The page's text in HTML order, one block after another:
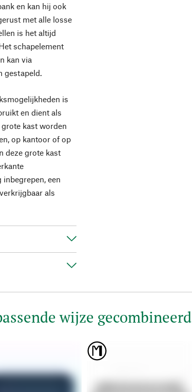
en kan hij ook
met alle losse
is het altijd
schapelement
kan via
gestapeld.
is
en dient als
kast worden
op kantoor of op
deze grote kast
een
als
wijze gecombineerd